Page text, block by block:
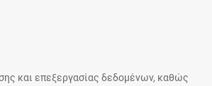
και επεξεργασίας δεδομένων, καθώς